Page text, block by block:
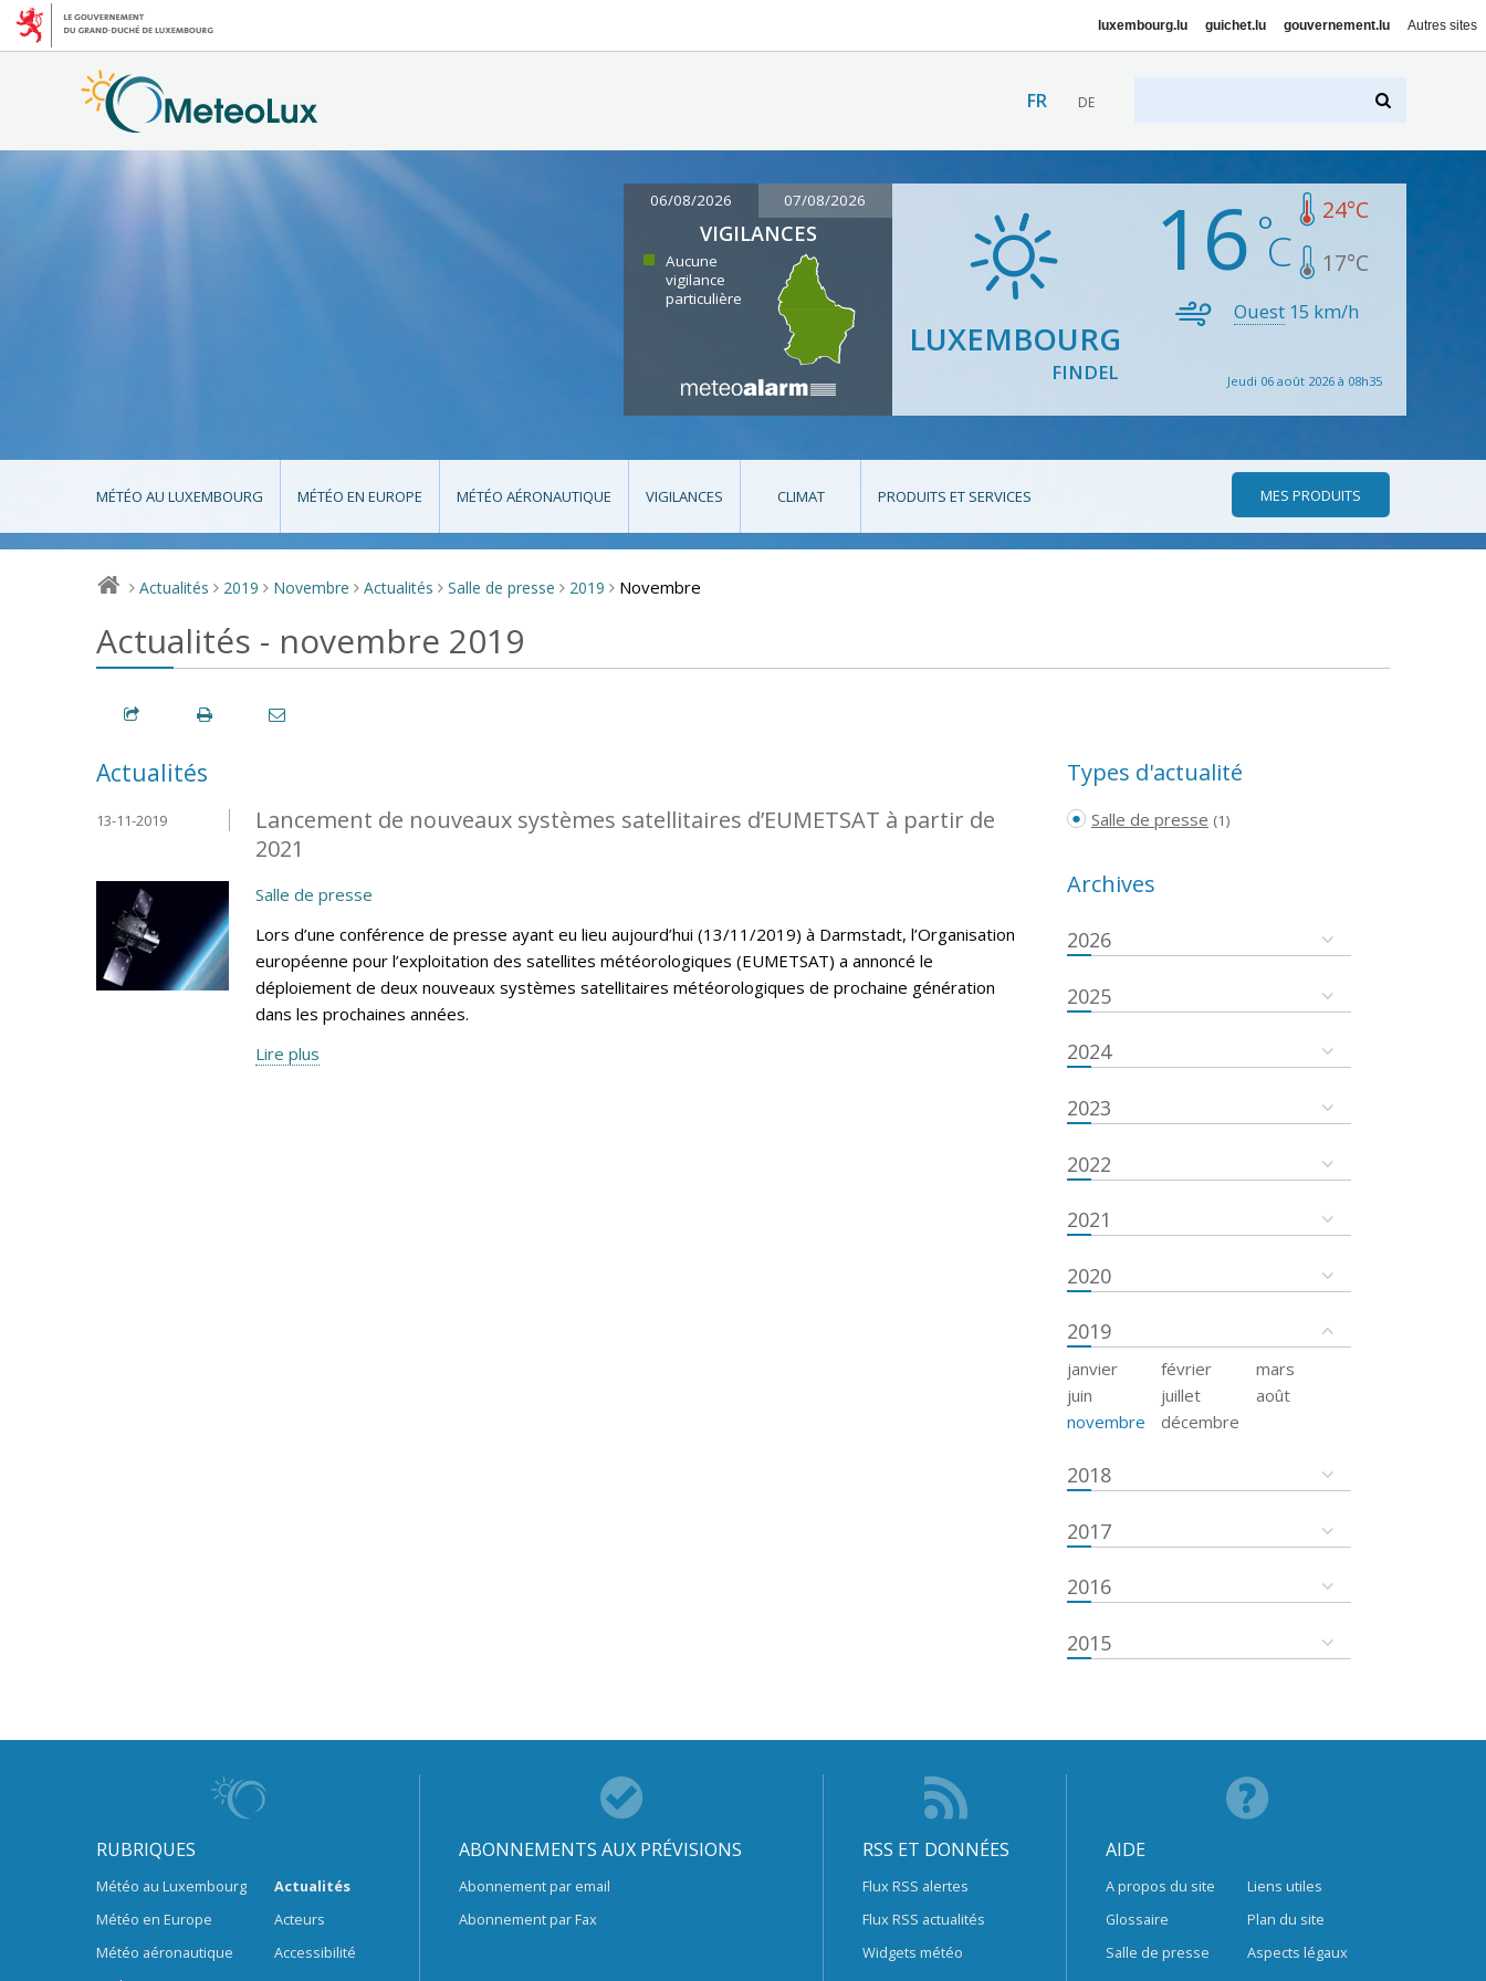
luxembourg.lu guichet.lu gouvernement.lu Autres sites
FR DE
06/08/2026 07/08/2026
VIGILANCES
Aucune
vigilance
particulière
LUXEMBOURG
FINDEL
16 24°C
17°C
Ouest 15 km/h
Jeudi 06 août 2026 à 08h35
MÉTÉO AU LUXEMBOURG MÉTÉO EN EUROPE MÉTÉO AÉRONAUTIQUE VIGILANCES CLIMAT PRODUITS ET SERVICES MES PRODUITS
> Actualités > 2019 > Novembre > Actualités > Salle de presse > 2019 > Novembre
Actualités - novembre 2019
Actualités
Lancement de nouveaux systèmes satellitaires d’EUMETSAT à partir de
2021
13-11-2019
Salle de presse
Lors d’une conférence de presse ayant eu lieu aujourd’hui (13/11/2019) à Darmstadt, l’Organisation
européenne pour l’exploitation des satellites météorologiques (EUMETSAT) a annoncé le
déploiement de deux nouveaux systèmes satellitaires météorologiques de prochaine génération
dans les prochaines années.
Lire plus
Types d'actualité
Salle de presse (1)
Archives
2026
2025
2024
2023
2022
2021
2020
2019
janvier février
mars
juin
juillet
août
novembre
décembre
2018
2017
2016
2015
RUBRIQUES
Météo au Luxembourg
Météo en Europe
Météo aéronautique
Actualités
Acteurs
Accessibilité
ABONNEMENTS AUX PRÉVISIONS
Abonnement par email
Abonnement par Fax
RSS ET DONNÉES
Flux RSS alertes
Flux RSS actualités
Widgets météo
AIDE
A propos du site
Glossaire
Salle de presse
Liens utiles
Plan du site
Aspects légaux